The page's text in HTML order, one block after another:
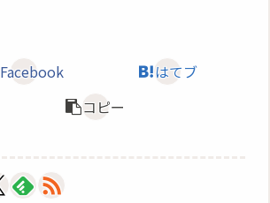
Facebook
はてブ
コピー